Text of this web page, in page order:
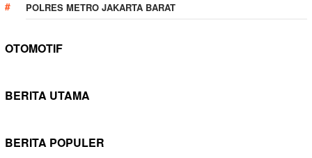
POLRES METRO JAKARTA BARAT
OTOMOTIF
BERITA UTAMA
BERITA POPULER